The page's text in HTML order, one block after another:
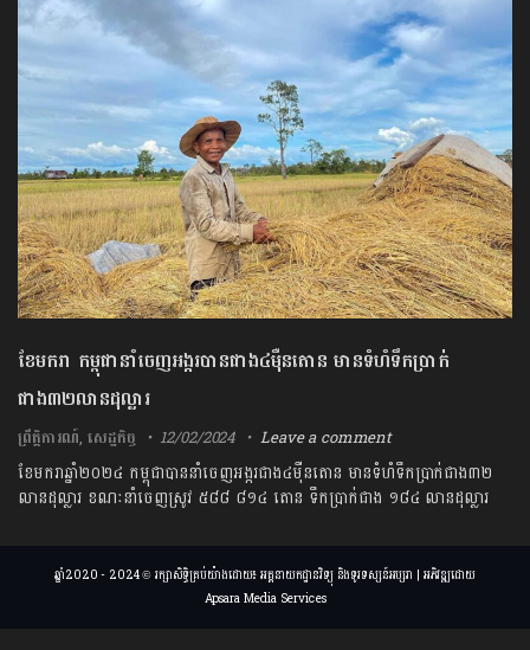
ខែមករា កម្ពុជានាំចេញអង្ករបានជាង៤ម៉ឺនតោន មានទំហំទឹកប្រាក់
ជាង៣២លានដុល្លារ
ព្រឹត្តិការណ៍,សេដ្ឋកិច្ច 12/02/2024 Leave a comment
ខែមករាឆ្នាំ២០២៤ កម្ពុជាបាននាំចេញអង្ករជាង៤ម៉ឺនតោន មានទំហំទឹកប្រាក់ជាង៣២​
លាន​ដុល្លារ ខណៈនាំចេញស្រូវ ៥៨៨ ៨១៤ តោន ទឹកប្រាក់ជាង ១៨៤ លានដុល្លារ
ឆ្នាំ2020 - 2024 © រក្សាសិទ្ធិគ្រប់យ៉ាងដោយ៖ អគ្គនាយកដ្ឋានវិទ្យុ និងទូរទស្សន៍អប្សរា | អភិវឌ្ឍដោយ
Apsara Media Services